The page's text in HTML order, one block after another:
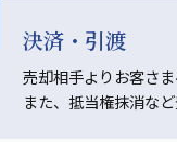
決済・引渡
売却相手よりお客さ
また、抵当権抹消な